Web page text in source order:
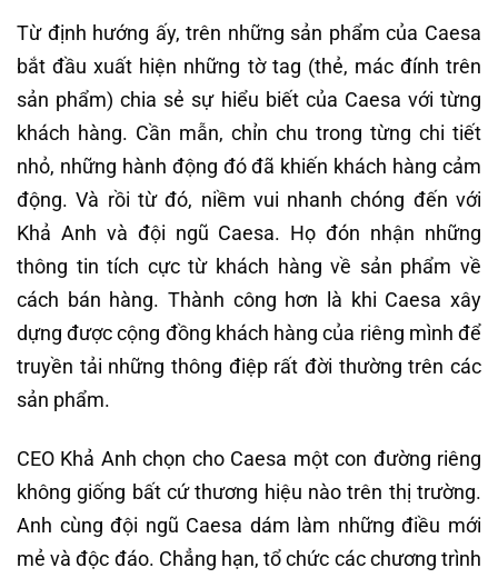
Từ định hướng ấy, trên những sản phẩm của Caesa
bắt đầu xuất hiện những tờ tag (thẻ, mác đính trên
sản phẩm) chia sẻ sự hiểu biết của Caesa với từng
khách hàng. Cần mẫn, chỉn chu trong từng chi tiết
nhỏ, những hành động đó đã khiến khách hàng cảm
động. Và rồi từ đó, niềm vui nhanh chóng đến với
Khả Anh và đội ngũ Caesa. Họ đón nhận những
thông tin tích cực từ khách hàng về sản phẩm về
cách bán hàng. Thành công hơn là khi Caesa xây
dựng được cộng đồng khách hàng của riêng mình để
truyền tải những thông điệp rất đời thường trên các
sản phẩm.
CEO Khả Anh chọn cho Caesa một con đường riêng
không giống bất cứ thương hiệu nào trên thị trường.
Anh cùng đội ngũ Caesa dám làm những điều mới
mẻ và độc đáo. Chẳng hạn, tổ chức các chương trình